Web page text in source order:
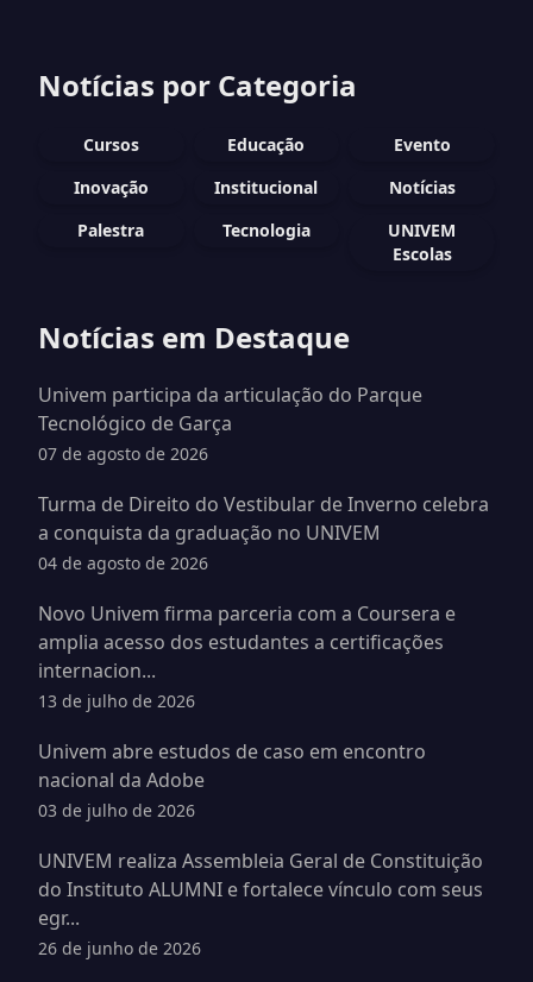
Notícias por Categoria
Cursos Educação
Evento
Inovação
Institucional
Notícias
Palestra
Tecnologia
UNIVEM
Escolas
Notícias em Destaque
Univem participa da articulação do Parque
Tecnológico de Garça
07 de agosto de 2026
Turma de Direito do Vestibular de Inverno celebra
a conquista da graduação no UNIVEM
04 de agosto de 2026
Novo Univem firma parceria com a Coursera e
amplia acesso dos estudantes a certificações
internacion...
13 de julho de 2026
Univem abre estudos de caso em encontro
nacional da Adobe
03 de julho de 2026
UNIVEM realiza Assembleia Geral de Constituição
do Instituto ALUMNI e fortalece vínculo com seus
egr...
26 de junho de 2026